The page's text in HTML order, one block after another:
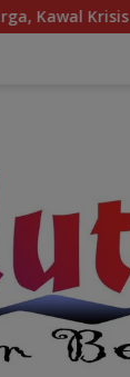
Malalayang